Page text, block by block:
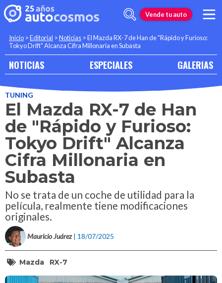
Vende tu auto
Inicio >Editorial >Noticias >El Mazda RX-7 de Han de "Rápido y Furioso:
Tokyo Drift" Alcanza Cifra Millonaria en Subasta
NOTICIAS ESPECIALES GALERIAS
TUNING
El Mazda RX-7 de Han
de "Rápido y Furioso:
Tokyo Drift" Alcanza
Cifra Millonaria en
Subasta
No se trata de un coche de utilidad para la
película, realmente tiene modificaciones
originales.
Mauricio Juárez | 18/07/2025
Mazda RX-7